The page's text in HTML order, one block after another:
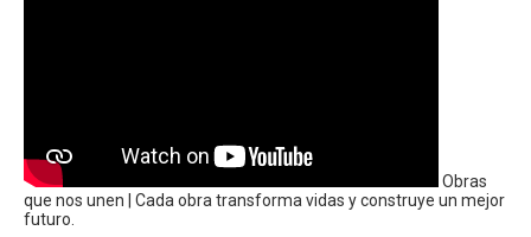
Obras
que nos unen | Cada obra transforma vidas y construye un mejor
futuro.